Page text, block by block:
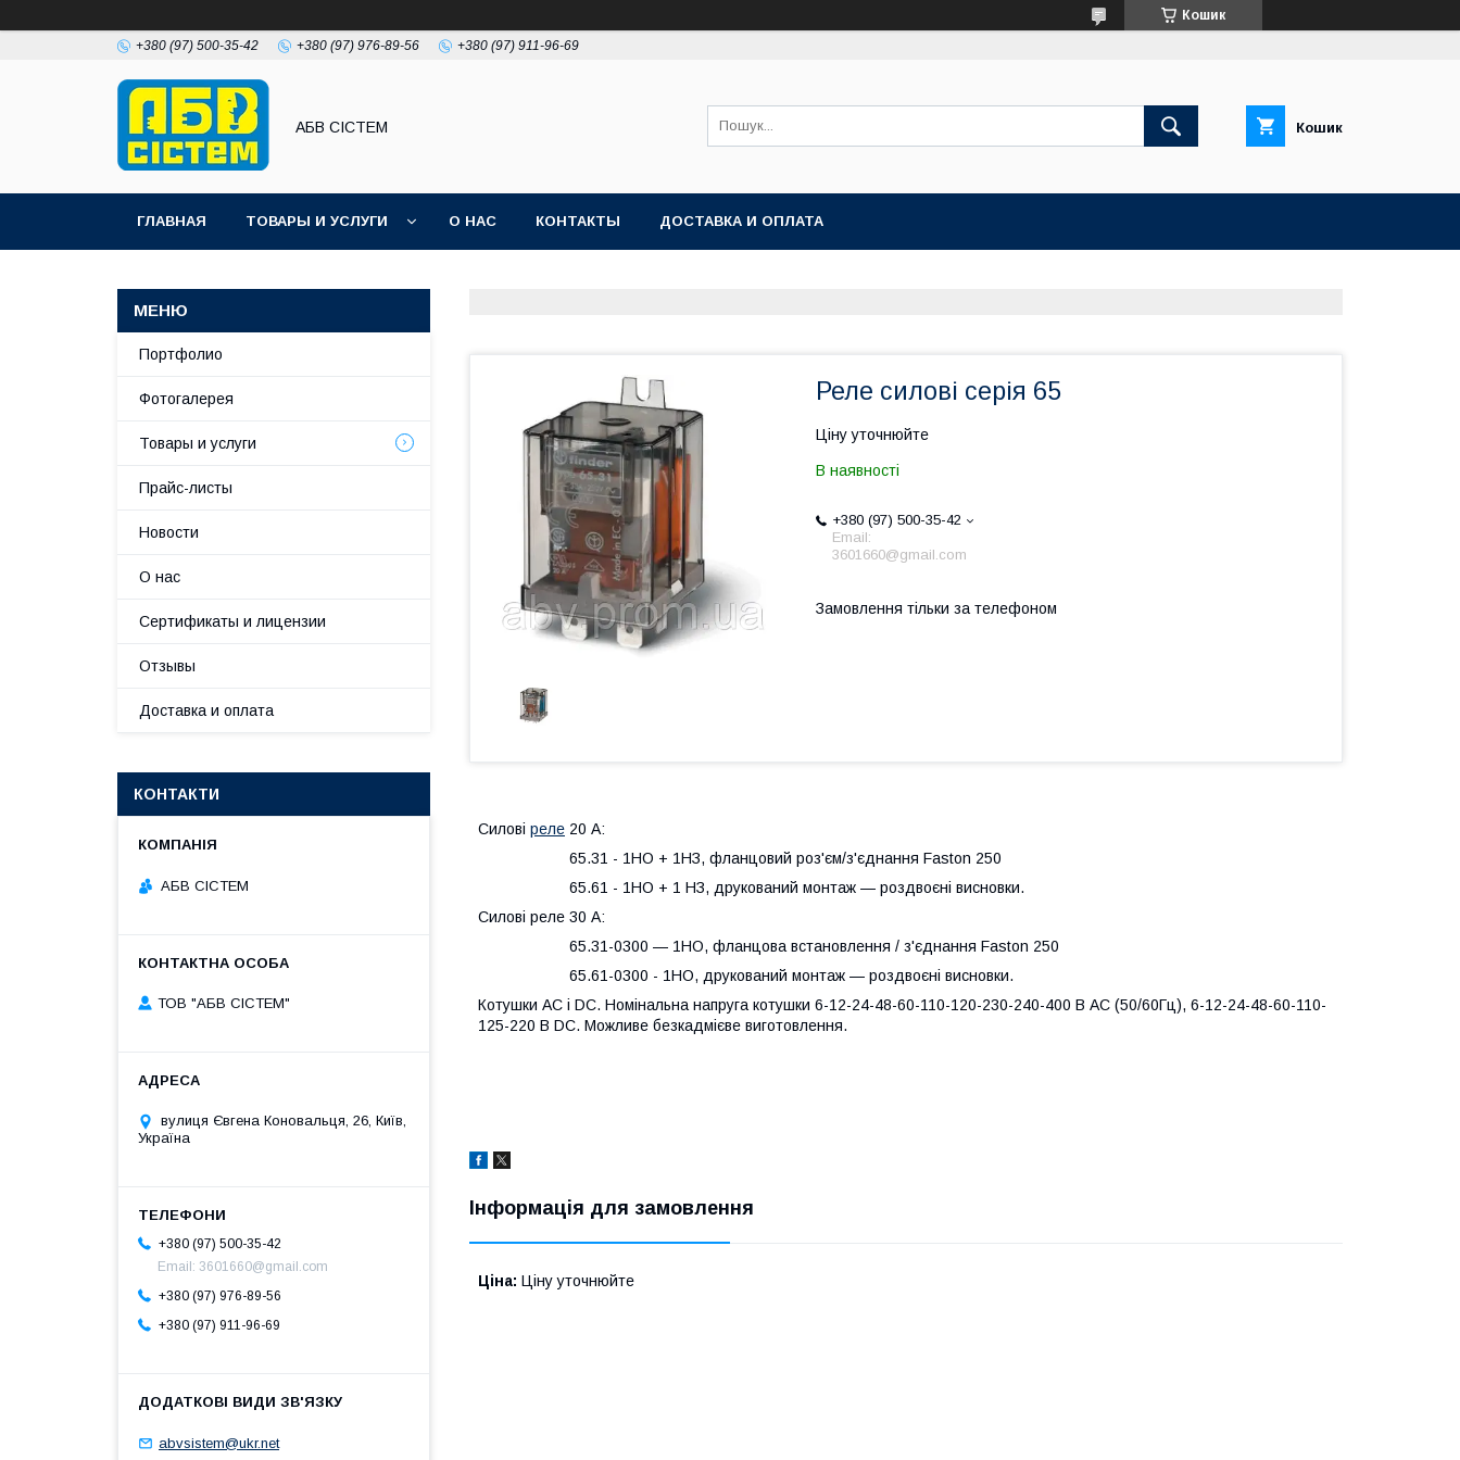
Кошик
+380 (97) 500-35-42 +380 (97) 976-89-56 +380 (97) 911-96-69
АБВ СІСТЕМ Кошик
ГЛАВНАЯ ТОВАРЫ И УСЛУГИ О НАС КОНТАКТЫ ДОСТАВКА И ОПЛАТА
Реле силові серія 65
Ціну уточнюйте
В наявності
+380 (97) 500-35-42
Email:
3601660@gmail.com
Замовлення тільки за телефоном
Силові реле 20 А:
65.31 - 1НО + 1НЗ, фланцовий роз'єм/з'єднання Faston 250
65.61 - 1НО + 1 НЗ, друкований монтаж — роздвоєні висновки.
Силові реле 30 А:
65.31-0300 — 1НО, фланцова встановлення / з'єднання Faston 250
65.61-0300 - 1НО, друкований монтаж — роздвоєні висновки.
Котушки АС і DC. Номінальна напруга котушки 6-12-24-48-60-110-120-230-240-400 В АС (50/60Гц), 6-12-24-48-60-110-
125-220 В DC. Можливе безкадмієве виготовлення.
Інформація для замовлення
Ціна: Ціну уточнюйте
Портфолио
Фотогалерея
Товары и услуги
Прайс-листы
Новости
О нас
Сертификаты и лицензии
Отзывы
Доставка и оплата
КОНТАКТИ
АБВ СІСТЕМ
ТОВ "АБВ СІСТЕМ"
вулиця Євгена Коновальця, 26, Київ,
Україна
+380 (97) 500-35-42
Email: 3601660@gmail.com
+380 (97) 976-89-56
+380 (97) 911-96-69
abvsistem@ukr.net